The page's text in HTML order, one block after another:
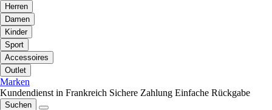
Herren
Damen
Kinder
Sport
Accessoires
Outlet
Marken
Kundendienst in Frankreich Sichere Zahlung Einfache Rückgabe
Suchen